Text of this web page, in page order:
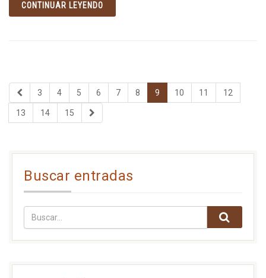
CONTINUAR LEYENDO
3 4 5 6 7 8 9 10 11 12
13 14 15
Buscar entradas